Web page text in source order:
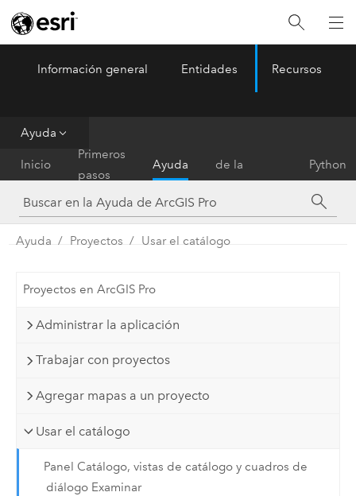
ArcGIS Pro Menu
Información general Entidades Recursos
Ayuda
Inicio
Primeros
pasos
Ayuda
de la
herramienta
Python
Ayuda Proyectos Usar el catálogo
Proyectos en ArcGIS Pro
Administrar la aplicación
Trabajar con proyectos
Agregar mapas a un proyecto
Usar el catálogo
Panel Catálogo, vistas de catálogo y cuadros de
diálogo Examinar